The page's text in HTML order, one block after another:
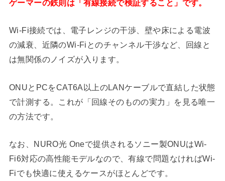
ゲーマーの鉄則は「有線接続で検証すること」です。
Wi-Fi接続では、電子レンジの干渉、壁や床による電波
の減衰、近隣のWi-Fiとのチャンネル干渉など、回線と
は無関係のノイズが入ります。
ONUとPCをCAT6A以上のLANケーブルで直結した状態
で計測する。これが「回線そのものの実力」を見る唯一
の方法です。
なお、NURO光 Oneで提供されるソニー製ONUはWi-
Fi6対応の高性能モデルなので、有線で問題なければWi-
Fiでも快適に使えるケースがほとんどです。